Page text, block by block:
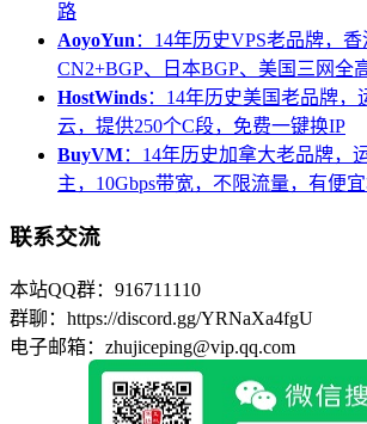
路
AoyoYun：14年历史VPS老品牌，
CN2+BGP、日本BGP、美国三网全
HostWinds：14年历史美国老品牌，
云，提供250个C段，免费一键换IP
BuyVM：14年历史加拿大老品牌，
主，10Gbps带宽，不限流量，有便
联系交流
本站QQ群：916711110
群聊：https://discord.gg/YRNaXa4fgU
电子邮箱：zhujiceping@vip.qq.com